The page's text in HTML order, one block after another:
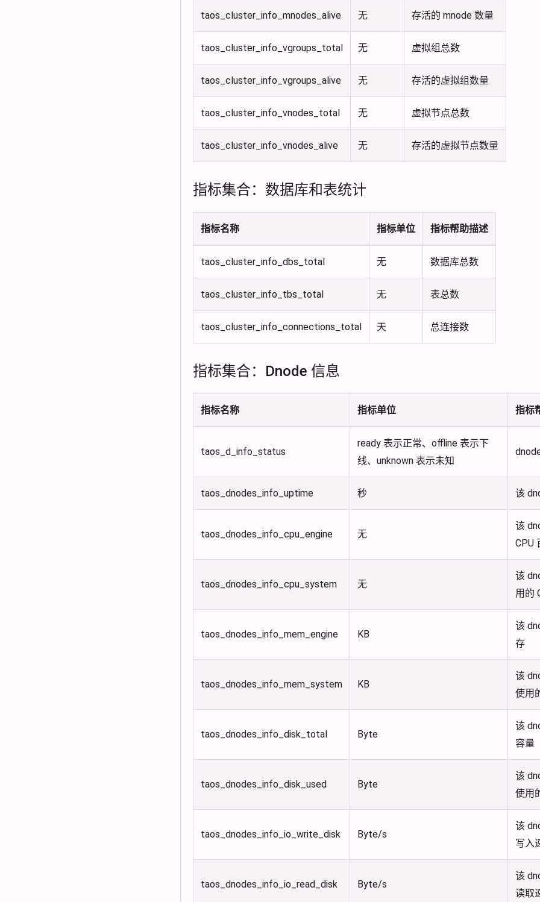
taos_cluster_info_mnodes_alive 无 存活的 mnode 数量
taos_cluster_info_vgroups_total 无 虚拟组总数
taos_cluster_info_vgroups_alive 无 存活的虚拟组数量
taos_cluster_info_vnodes_total 无 虚拟节点总数
taos_cluster_info_vnodes_alive 无 存活的虚拟节点数量
指标集合：数据库和表统计
指标名称 指标单位 指标帮助描述
taos_cluster_info_dbs_total 无 数据库总数
taos_cluster_info_tbs_total 无 表总数
taos_cluster_info_connections_total 天 总连接数
指标集合：Dnode 信息
指标名称 指标单位 指标
taos_d_info_status
ready 表示正常、offline 表示下
线、unknown 表示未知
taos_dnodes_info_uptime 秒 该
taos_dnodes_info_cpu_engine 无
该
CPU
taos_dnodes_info_cpu_system 无
该
用的
taos_dnodes_info_mem_engine KB
该
存
taos_dnodes_info_mem_system KB
该
使用
taos_dnodes_info_disk_total Byte
该
容量
taos_dnodes_info_disk_used Byte
该
使用
taos_dnodes_info_io_write_disk Byte/s
该
写入
taos_dnodes_info_io_read_disk Byte/s
该
读取